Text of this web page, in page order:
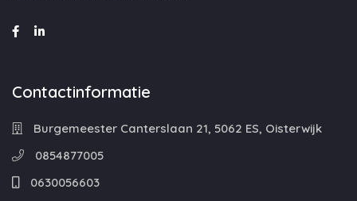
Contactinformatie
Burgemeester Canterslaan 21, 5062 ES, Oisterwijk
0854877005
0630056603